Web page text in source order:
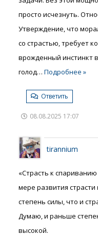
просто исчезнуть.
Утверждение, что
со страстью, требует
врожденный инстинкт
голод… Подробнее »
Ответить
08.08.2025 17:07
tirannium
«Страсть к
мере развития
степень силы, что и
Думаю, и раньше
высокой.